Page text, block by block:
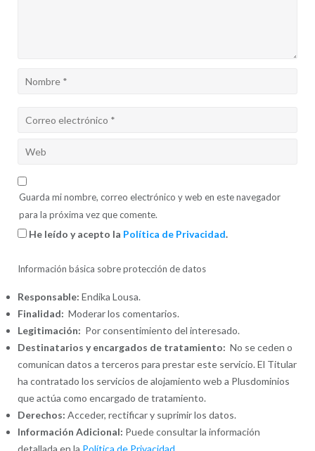
Guarda mi nombre, correo electrónico y web en este navegador
para la próxima vez que comente.
He leído y acepto la Política de Privacidad.
Información básica sobre protección de datos
Responsable: Endika Lousa.
Finalidad: Moderar los comentarios.
Legitimación: Por consentimiento del interesado.
Destinatarios y encargados de tratamiento: No se ceden o
comunican datos a terceros para prestar este servicio. El Titular
ha contratado los servicios de alojamiento web a Plusdominios
que actúa como encargado de tratamiento.
Derechos: Acceder, rectificar y suprimir los datos.
Información Adicional: Puede consultar la información